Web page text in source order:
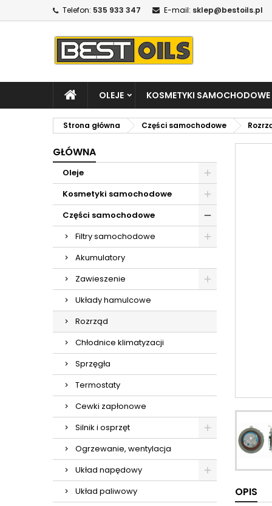
Telefon: 535 933 347 E-mail: sklep@bestoils.pl
OLEJE KOSMETYKI SAMOCHODOWE
Strona główna Części samochodowe
GŁÓWNA
Oleje
Kosmetyki samochodowe
Części samochodowe
Filtry samochodowe
Akumulatory
Zawieszenie
Układy hamulcowe
Rozrząd
Chłodnice klimatyzacji
Sprzęgła
Termostaty
Cewki zapłonowe
Silnik i osprzęt
Ogrzewanie, wentylacja
Układ napędowy
Układ paliwowy
OPIS